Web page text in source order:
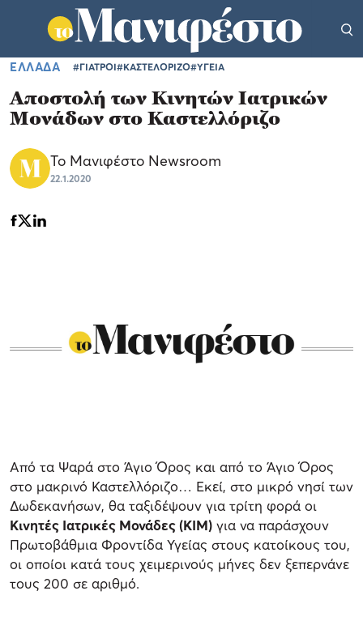
ΕΛΛΑΔΑ #ΓΙΑΤΡΟΙ#ΚΑΣΤΕΛΟΡΙΖΟ#ΥΓΕΙΑ
Αποστολή των Κινητών Ιατρικών
Μονάδων στο Καστελλόριζο
Το Μανιφέστο Newsroom
22.1.2020
Από τα Ψαρά στο Άγιο Όρος και από το Άγιο Όρος
στο μακρινό Καστελλόριζο… Εκεί, στο μικρό νησί των
Δωδεκανήσων, θα ταξιδέψουν για τρίτη φορά οι
Κινητές Ιατρικές Μονάδες (ΚΙΜ) για να παράσχουν
Πρωτοβάθμια Φροντίδα Υγείας στους κατοίκους του,
οι οποίοι κατά τους χειμερινούς μήνες δεν ξεπερνάνε
τους 200 σε αριθμό.